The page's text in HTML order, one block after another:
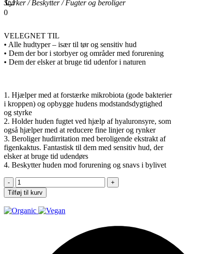
0
Styrker / Beskytter / Fugter og beroliger
VELEGNET TIL
• Alle hudtyper – især til tør og sensitiv hud
• Dem der bor i storbyer og områder med forurening
• Dem der elsker at bruge tid udenfor i naturen
1. Hjælper med at forstærke mikrobiota (gode bakterier
i kroppen) og opbygge hudens modstandsdygtighed
og styrke
2. Holder huden fugtet ved hjælp af hyaluronsyre, som
også hjælper med at reducere fine linjer og rynker
3. Beroliger hudirritation med beroligende ekstrakt af
figenkaktus. Fantastisk til dem med sensitiv hud, der
elsker at bruge tid udendørs
4. Beskytter huden mod forurening og snavs i bylivet
Daily
Defence
Moisture
Mist
antal
Tilføj til kurv